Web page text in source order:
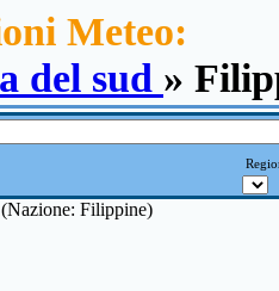
Meteo:
del sud »
Filippine)